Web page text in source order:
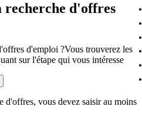
recherche d'offres
d'emploi ?Vous trouverez les
sur l'étape qui vous intéresse
d'offres, vous devez saisir au moins